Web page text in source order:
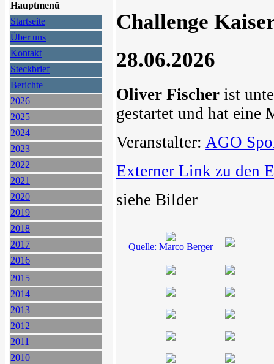
Hauptmenü
Startseite
Über uns
Kontakt
Steckbrief
Berichte
2026
2025
2024
2023
2022
2021
2020
2019
2018
2017
2016
2015
2014
2013
2012
2011
2010
Challenge
28.06.2026
Oliver Fischer ist
gestartet und hat eine
Veranstalter: AGO
Externer Link zu den
siehe Bilder
Quelle: Marco Berger